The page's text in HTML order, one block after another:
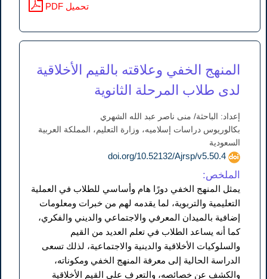
PDF تحميل
المنهج الخفي وعلاقته بالقيم الأخلاقية
لدى طلاب المرحلة الثانوية
إعداد: الباحثة/ منى ناصر عبد الله الشهري
بكالوريوس دراسات إسلاميه، وزارة التعليم، المملكة العربية
السعودية
doi.org/10.52132/Ajrsp/v5.50.4
الملخص:
يمثل المنهج الخفي دورًا هام وأساسي للطلاب في العملية
التعليمية والتربوية، لما يقدمه لهم من خبرات ومعلومات
إضافية بالميدان المعرفي والاجتماعي والديني والفكري،
كما أنه يساعد الطلاب في تعلم العديد من القيم
والسلوكيات الأخلاقية والدينية والاجتماعية، لذلك تسعى
الدراسة الحالية إلى معرفة المنهج الخفي ومكوناته،
والكشف عن خصائصه، والتعرف على القيم الأخلاقية